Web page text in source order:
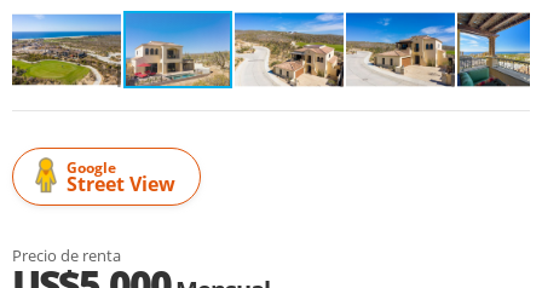
Google
Street View
Precio de renta